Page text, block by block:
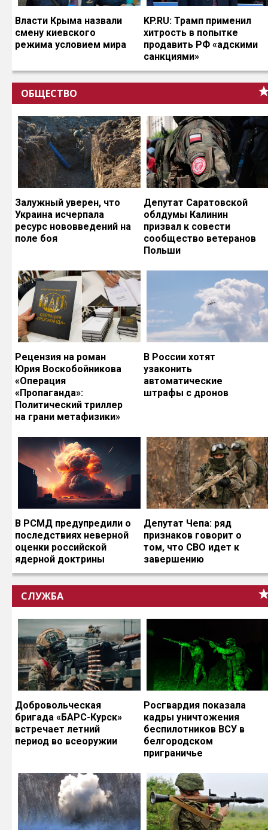
Власти Крыма назвали
смену киевского
режима условием мира
KP.RU: Трамп применил
хитрость в попытке
продавить РФ «адскими
санкциями»
ОБЩЕСТВО
Залужный уверен, что
Украина исчерпала
ресурс нововведений на
поле боя
Депутат Саратовской
облдумы Калинин
призвал к совести
сообщество ветеранов
Польши
Рецензия на роман
Юрия Воскобойникова
«Операция
«Пропаганда»:
Политический триллер
на грани метафизики»
В России хотят
узаконить
автоматические
штрафы с дронов
В РСМД предупредили о
последствиях неверной
оценки российской
ядерной доктрины
Депутат Чепа: ряд
признаков говорит о
том, что СВО идет к
завершению
СЛУЖБА
Добровольческая
бригада «БАРС-Курск»
встречает летний
период во всеоружии
Росгвардия показала
кадры уничтожения
беспилотников ВСУ в
белгородском
приграничье